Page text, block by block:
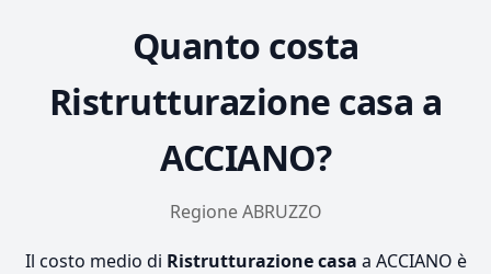
Quanto costa
Ristrutturazione casa a
ACCIANO?
Regione ABRUZZO
Il costo medio di Ristrutturazione casa a ACCIANO è